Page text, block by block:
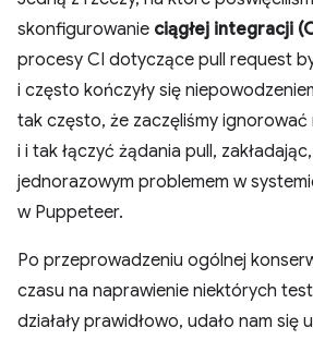
skonfigurowanie ciągłej integracji
procesy CI dotyczące pull request
i często kończyły się
tak często, że zaczęliśmy ignorować
i i tak łączyć żądania pull,
jednorazowym problemem w
w Puppeteer.
Po przeprowadzeniu ogólnej
czasu na naprawienie niektórych
działały prawidłowo, udało nam się